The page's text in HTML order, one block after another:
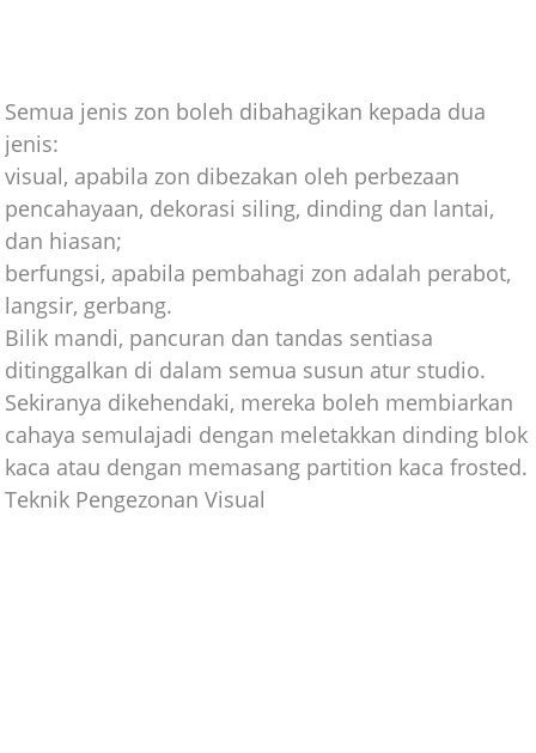
Semua jenis zon boleh dibahagikan kepada dua
jenis:
visual, apabila zon dibezakan oleh perbezaan
pencahayaan, dekorasi siling, dinding dan lantai,
dan hiasan;
berfungsi, apabila pembahagi zon adalah perabot,
langsir, gerbang.
Bilik mandi, pancuran dan tandas sentiasa
ditinggalkan di dalam semua susun atur studio.
Sekiranya dikehendaki, mereka boleh membiarkan
cahaya semulajadi dengan meletakkan dinding blok
kaca atau dengan memasang partition kaca frosted.
Teknik Pengezonan Visual